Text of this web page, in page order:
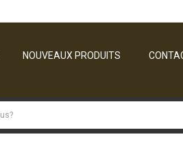
NOUVEAUX PRODUITS